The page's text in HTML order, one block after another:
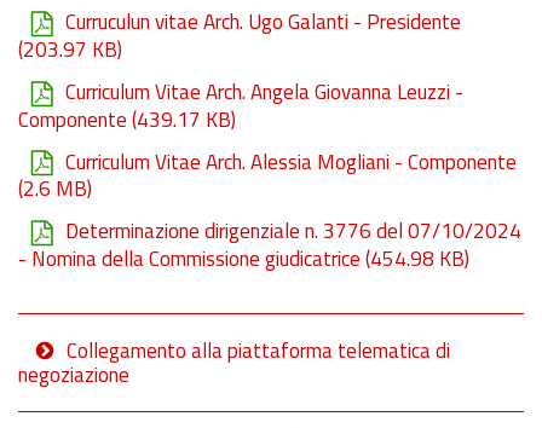
Curruculun vitae Arch. Ugo Galanti - Presidente
(203.97 KB)
Curriculum Vitae Arch. Angela Giovanna Leuzzi -
Componente(439.17 KB)
Curriculum Vitae Arch. Alessia Mogliani - Componente
(2.6 MB)
Determinazione dirigenziale n. 3776 del 07/10/2024
- Nomina della Commissione giudicatrice(454.98 KB)
Collegamento alla piattaforma telematica di
negoziazione